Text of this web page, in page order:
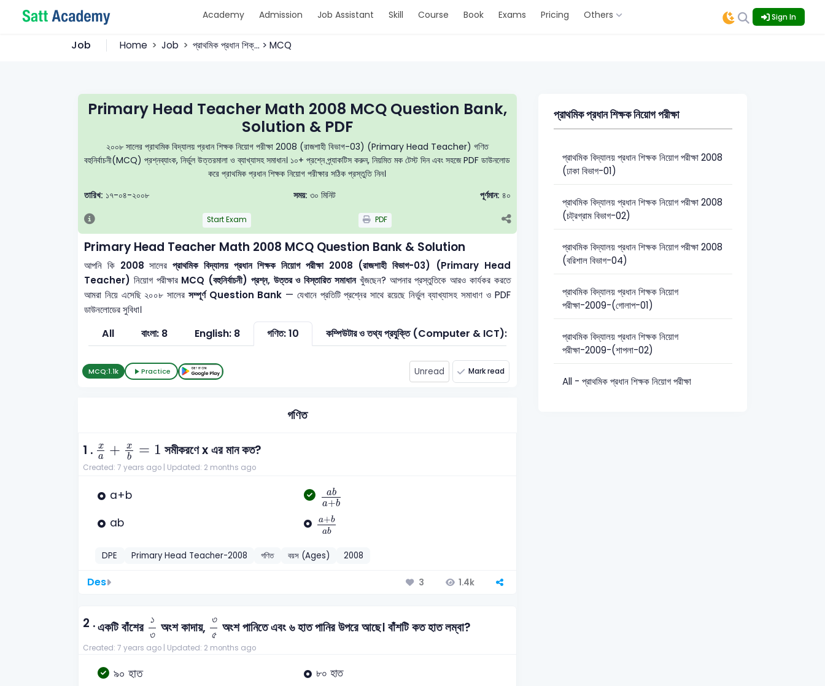
Academy Admission Job Assistant Skill Course Book Exams Pricing Others Sign In
Job Home Job প্রাথমিক প্রধান শিক্... > MCQ
Primary Head Teacher Math 2008 MCQ Question Bank,
Solution & PDF
২০০৮ সালের প্রাথমিক বিদ্যালয় প্রধান শিক্ষক নিয়োগ পরীক্ষা 2008 (রাজশাহী বিভাগ-03) (Primary Head Teacher) গণিত
বহুনির্বাচনী(MCQ) প্রশ্নব্যাংক, নির্ভুল উত্তরমালা ও ব্যাখ্যাসহ সমাধান। ১০+ প্রশ্নে প্র্যাকটিস করুন, নিয়মিত মক টেস্ট দিন এবং সহজে PDF ডাউনলোড
করে প্রাথমিক প্রধান শিক্ষক নিয়োগ পরীক্ষার সঠিক প্রস্তুতি নিন।
তারিখ: ১৭-০৪-২০০৮ সময়: ৩০ মিনিট পূর্ণমান: ৪০
Start Exam PDF
Primary Head Teacher Math 2008 MCQ Question Bank & Solution
আপনি কি 2008 সালেরপ্রাথমিক বিদ্যালয় প্রধান শিক্ষক নিয়োগ পরীক্ষা 2008 (রাজশাহী বিভাগ-03) (Primary Head
Teacher) নিয়োগ পরীক্ষার MCQ (বহুনির্বাচনী) প্রশ্ন, উত্তর ও বিস্তারিত সমাধানখুঁজছেন? আপনার প্রস্তুতিকে আরও কার্যকর করতে
আমরা নিয়ে এসেছি ২০০৮ সালের সম্পূর্ণ Question Bank — যেখানে প্রতিটি প্রশ্নের সাথে রয়েছে নির্ভুল ব্যাখ্যাসহ সমাধাণ ও PDF
ডাউনলোডের সুবিধা।
All বাংলা: 8 English: 8 গণিত: 10 কম্পিউটার ও তথ্য প্রযুক্তি (Computer & ICT): 1 সাধারণ জ্ঞান: 5 সাধারণ বিজ্ঞান: 8
MCQ:1.1k Practice Unread Mark read
গণিত
1 . x
a
+
x
b
= 1
xa + xb =1 সমীকরণে x এর মান কত?
Created: 7 years ago | Updated: 2 months ago
a+b ab
a+b
ab
ab a+b
ab
a+b
DPE Primary Head Teacher-2008 গণিত বয়স (Ages) 2008
Des 3 1.4k
2 .একটি বাঁশের ১
৩
১৩
অংশ কাদায়,
৩
৫
৩৫
অংশ পানিতে এবং ৬ হাত পানির উপরে আছে। বাঁশটি কত হাত লম্বা?
Created: 7 years ago | Updated: 2 months ago
৯০ হাত
৮০ হাত
প্রাথমিক প্রধান শিক্ষক নিয়োগ পরীক্ষা
প্রাথমিক বিদ্যালয় প্রধান শিক্ষক নিয়োগ পরীক্ষা 2008
(ঢাকা বিভাগ-01)
প্রাথমিক বিদ্যালয় প্রধান শিক্ষক নিয়োগ পরীক্ষা 2008
(চট্রগ্রাম বিভাগ-02)
প্রাথমিক বিদ্যালয় প্রধান শিক্ষক নিয়োগ পরীক্ষা 2008
(বরিশাল বিভাগ-04)
প্রাথমিক বিদ্যালয় প্রধান শিক্ষক নিয়োগ
পরীক্ষা-2009-(গোলাপ-01)
প্রাথমিক বিদ্যালয় প্রধান শিক্ষক নিয়োগ
পরীক্ষা-2009-(শাপলা-02)
All - প্রাথমিক প্রধান শিক্ষক নিয়োগ পরীক্ষা